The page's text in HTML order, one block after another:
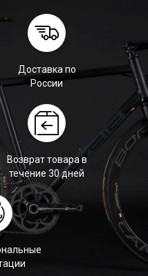
Доставка по
России
Возврат товара в
течение 30 дней